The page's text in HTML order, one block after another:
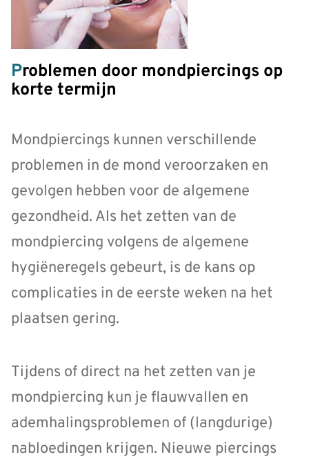
Problemen door mondpiercings op
korte termijn
Mondpiercings kunnen verschillende
problemen in de mond veroorzaken en
gevolgen hebben voor de algemene
gezondheid. Als het zetten van de
mondpiercing volgens de algemene
hygiëneregels gebeurt, is de kans op
complicaties in de eerste weken na het
plaatsen gering.
Tijdens of direct na het zetten van je
mondpiercing kun je flauwvallen en
ademhalingsproblemen of (langdurige)
nabloedingen krijgen. Nieuwe piercings